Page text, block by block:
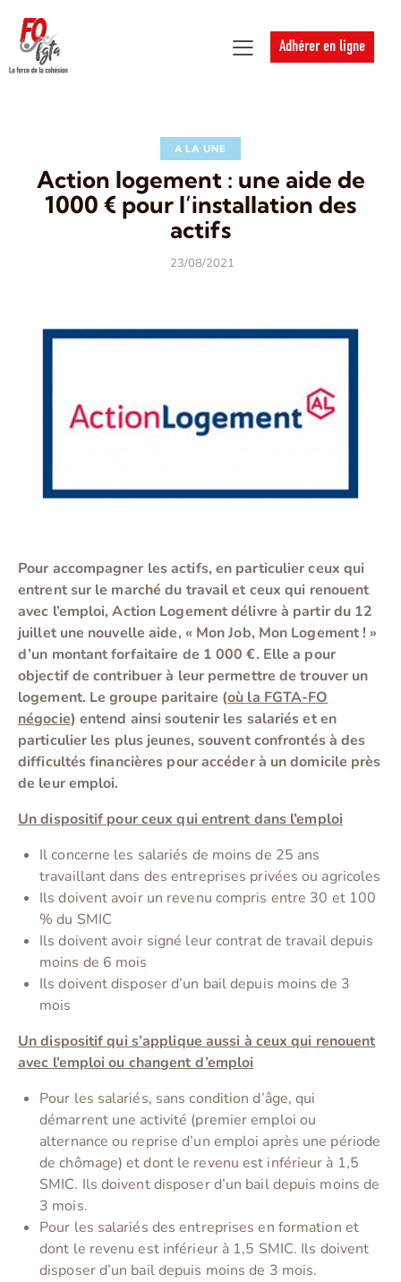
Adhérer en ligne
A LA UNE
Action logement : une aide de
1000 € pour l’installation des
actifs
23/08/2021
Pour accompagner les actifs, en particulier ceux qui
entrent sur le marché du travail et ceux qui renouent
avec l’emploi, Action Logementdélivre à partir du 12
juillet une nouvelle aide, « Mon Job, Mon Logement ! »
d’un montant forfaitaire de 1 000 €. Elle a pour
objectif de contribuer à leur permettre de trouver un
logement. Le groupe paritaire (où la FGTA-FO
négocie) entend ainsi soutenir les salariés et en
particulier les plus jeunes, souvent confrontés à des
difficultés financières pour accéder à undomicile près
de leur emploi.
Un dispositif pour ceux qui entrent dans l’emploi
Il concerne les salariés de moins de 25 ans
travaillant dans des entreprises privées ou agricoles
Ils doivent avoir un revenu compris entre 30 et 100
% du SMIC
Ils doivent avoir signé leur contrat de travail depuis
moins de 6 mois
Ils doivent disposer d’un bail depuis moins de 3
mois
Un dispositif qui s’applique aussi à ceux qui renouent
avec l’emploi ou changent d’emploi
Pour les salariés, sans condition d’âge, qui
démarrent une activité (premier emploi ou
alternance ou reprise d’un emploi après une période
de chômage) et dont le revenu est inférieur à 1,5
SMIC. Ils doivent disposer d’un bail depuis moins de
3 mois.
Pour les salariés des entreprises en formation et
dont le revenu est inférieur à 1,5 SMIC. Ils doivent
disposer d’un bail depuis moins de 3 mois.